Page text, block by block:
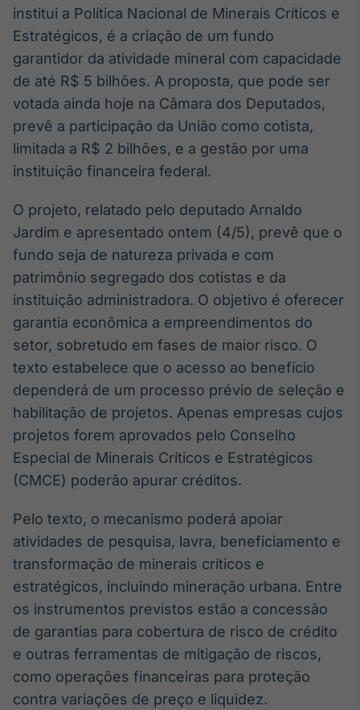
White Label
Plataforma para
conteúdos
personalizados
Soluções de Dados
e Conteúdos
Broadcast
Plataforma para
negociação de
Broadcast
Datafeed
APIs para
integração de
conteúdos e
dados
Cotações e
headlines de
notícias
Broadcast
Componentes
para conteúdos e
funcionalidades
Broadcast
Conteúdos e
dados para
displays e telas
institui a Política Nacional de Minerais Críticos e
Estratégicos, é a criação de um fundo
garantidor da atividade mineral com capacidade
de até R$ 5 bilhões. A proposta, que pode ser
votada ainda hoje na Câmara dos Deputados,
prevê a participação da União como cotista,
limitada a R$ 2 bilhões, e a gestão por uma
instituição financeira federal.
O projeto, relatado pelo deputado Arnaldo
Jardim e apresentado ontem (4/5), prevê que o
fundo seja de natureza privada e com
patrimônio segregado dos cotistas e da
instituição administradora. O objetivo é oferecer
garantia econômica a empreendimentos do
setor, sobretudo em fases de maior risco. O
texto estabelece que o acesso ao benefício
dependerá de um processo prévio de seleção e
habilitação de projetos. Apenas empresas cujos
projetos forem aprovados pelo Conselho
Especial de Minerais Críticos e Estratégicos
(CMCE) poderão apurar créditos.
Pelo texto, o mecanismo poderá apoiar
atividades de pesquisa, lavra, beneficiamento e
transformação de minerais críticos e
estratégicos, incluindo mineração urbana. Entre
os instrumentos previstos estão a concessão
de garantias para cobertura de risco de crédito
e outras ferramentas de mitigação de riscos,
como operações financeiras para proteção
contra variações de preço e liquidez.